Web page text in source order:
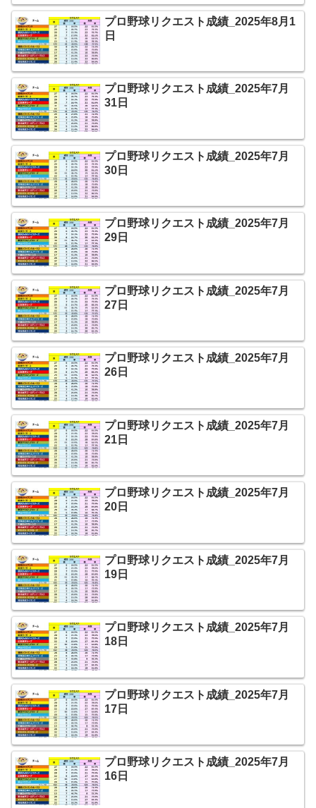
プロ野球リクエスト成績_2025年8月1
日
プロ野球リクエスト成績_2025年7月
31日
プロ野球リクエスト成績_2025年7月
30日
プロ野球リクエスト成績_2025年7月
29日
プロ野球リクエスト成績_2025年7月
27日
プロ野球リクエスト成績_2025年7月
26日
プロ野球リクエスト成績_2025年7月
21日
プロ野球リクエスト成績_2025年7月
20日
プロ野球リクエスト成績_2025年7月
19日
プロ野球リクエスト成績_2025年7月
18日
プロ野球リクエスト成績_2025年7月
17日
プロ野球リクエスト成績_2025年7月
16日